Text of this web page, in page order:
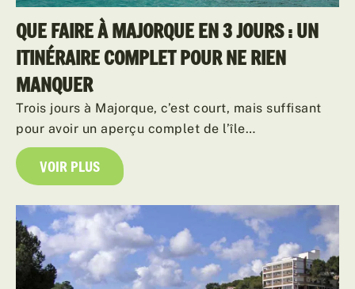
QUE FAIRE À MAJORQUE EN 3 JOURS : UN
ITINÉRAIRE COMPLET POUR NE RIEN
MANQUER
Trois jours à Majorque, c’est court, mais suffisant
pour avoir un aperçu complet de l’île…
VOIR PLUS